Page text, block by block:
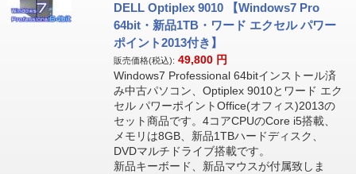
DELL Optiplex 9010 【Windows7 Pro
64bit・新品1TB・ワード エクセル パワー
ポイント2013付き】
販売価格(税込): 49,800 円
Windows7 Professional 64bitインストール済
み中古パソコン、Optiplex 9010とワード エク
セル パワーポイントOffice(オフィス)2013の
セット商品です。4コアCPUのCore i5搭載、
メモリは8GB、新品1TBハードディスク、
DVDマルチドライブ搭載です。
新品キーボード、新品マウスが付属致しま